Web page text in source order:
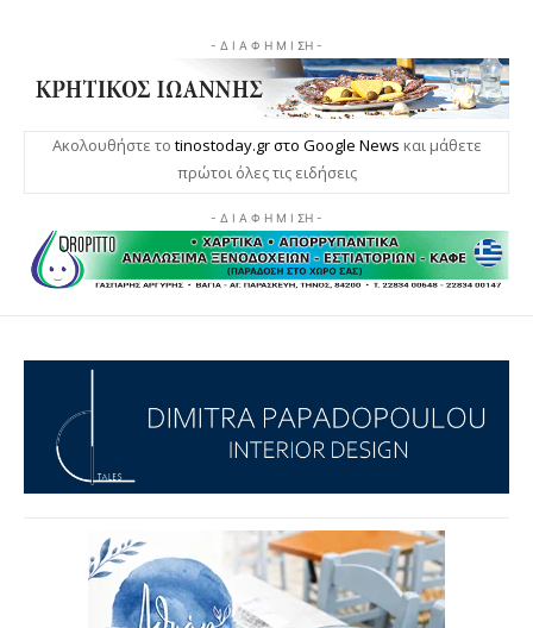
- Δ Ι Α Φ Η Μ Ι ΣΗ -
Ακολουθήστε το tinostoday.gr στο Google News και μάθετε
πρώτοι όλες τις ειδήσεις
- Δ Ι Α Φ Η Μ Ι ΣΗ -